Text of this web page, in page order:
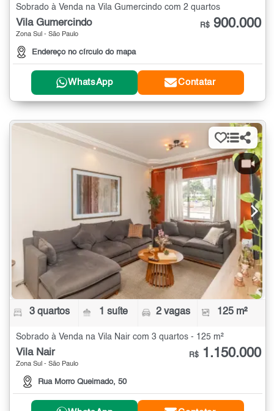
Sobrado à Venda na Vila Gumercindo com 2 quartos
Vila Gumercindo
Zona Sul - São Paulo
Endereço no círculo do mapa
R$ 900.000
WhatsApp Contatar
3 quartos 1 suíte 2 vagas 125 m²
Sobrado à Venda na Vila Nair com 3 quartos - 125 m²
Vila Nair
Zona Sul - São Paulo
Rua Morro Queimado, 50
R$ 1.150.000